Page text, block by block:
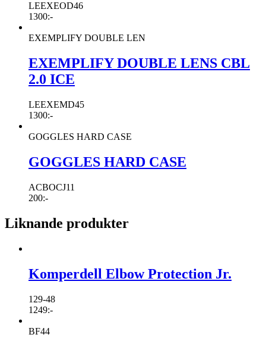
LEEXEOD46
1300:-
EXEMPLIFY DOUBLE LEN
EXEMPLIFY DOUBLE LENS CBL
2.0 ICE
LEEXEMD45
1300:-
GOGGLES HARD CASE
GOGGLES HARD CASE
ACBOCJ11
200:-
Liknande produkter
Komperdell Elbow Protection Jr.
129-48
1249:-
BF44